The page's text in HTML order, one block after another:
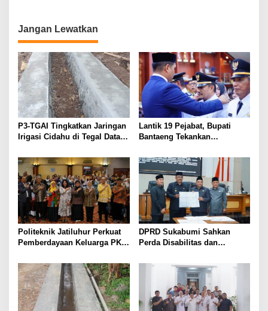
TNI dan POLRI Pada
2024
Jangan Lewatkan
P3-TGAI Tingkatkan Jaringan
Irigasi Cidahu di Tegal Datar
Lantik 19 Pejabat, Bupati
Bantaeng Tekankan
kepada Masyarakat
Politeknik Jatiluhur Perkuat
Pemberdayaan Keluarga PKH
DPRD Sukabumi Sahkan
Perda Disabilitas dan
PPAS 2026